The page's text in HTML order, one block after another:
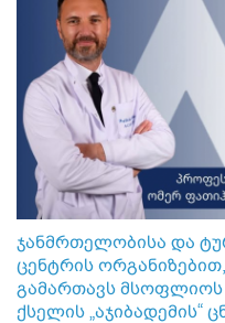
ჯანმრთელობისა და
ცენტრის
გამართავს მსოფლიოს
ქსელის „აჯიბადემის“